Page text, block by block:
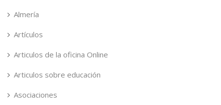
Almería
Artículos
Articulos de la oficina Online
Articulos sobre educación
Asociaciones